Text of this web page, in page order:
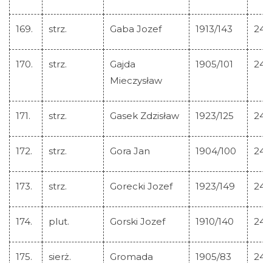
169. strz. Gaba Jozef 1913/143
170. strz.
Gajda
Mieczysław
1905/101
171. strz. Gasek Zdzisław 1923/125
172. strz. Gora Jan 1904/100
173. strz. Gorecki Jozef 1923/149
174. plut. Gorski Jozef 1910/140
175. sierż.
Gromada
1905/83